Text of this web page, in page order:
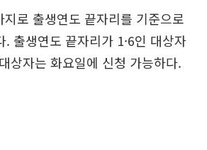
로 출생연도 끝자리를 기준으로
. 출생연도 끝자리가 1·6인 대상자
상자는 화요일에 신청 가능하다.